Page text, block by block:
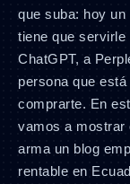
que suba: hoy un
tiene que servirle
ChatGPT, a
persona que
comprarte. En
vamos a mostrar
arma un blog
rentable en